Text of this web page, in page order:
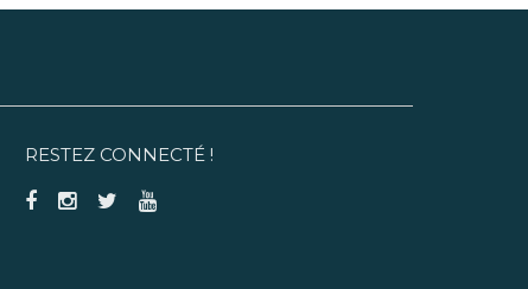
RESTEZ CONNECTÉ !